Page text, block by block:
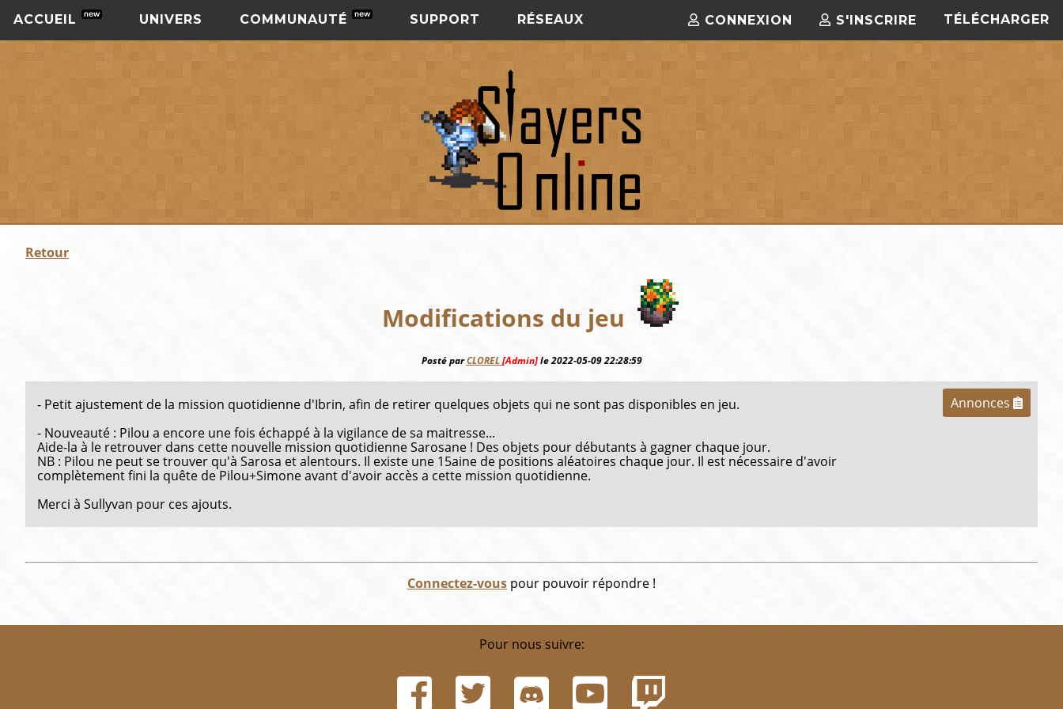
ACCUEIL UNIVERS COMMUNAUTÉ SUPPORT RÉSEAUX TÉLÉCHARGER
S'INSCRIRE
CONNEXION
Retour
Modifications du jeu
Posté parCLOREL [Admin]le 2022-05-09 22:28:59
Annonces
- Petit ajustement de la mission quotidienne d'Ibrin, afin de retirer quelques objets qui ne sont pas disponibles en jeu.
- Nouveauté : Pilou a encore une fois échappé à la vigilance de sa maitresse...
Aide-la à le retrouver dans cette nouvelle mission quotidienne Sarosane ! Des objets pour débutants à gagner chaque jour.
NB : Pilou ne peut se trouver qu'à Sarosa et alentours. Il existe une 15aine de positions aléatoires chaque jour. Il est nécessaire d'avoir
complètement fini la quête de Pilou+Simone avant d'avoir accès a cette mission quotidienne.
Merci à Sullyvan pour ces ajouts.
Connectez-vous pour pouvoir répondre !
Pour nous suivre: